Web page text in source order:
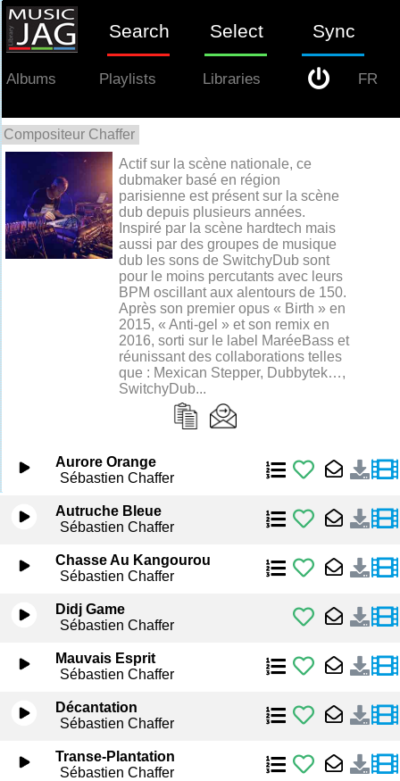
Search Select Sync
Albums Playlists Libraries FR
Compositeur Chaffer
Actif sur la scène nationale, ce
dubmaker basé en région
parisienne est présent sur la scène
dub depuis plusieurs années.
Inspiré par la scène hardtech mais
aussi par des groupes de musique
dub les sons de SwitchyDub sont
pour le moins percutants avec leurs
BPM oscillant aux alentours de 150.
Après son premier opus « Birth » en
2015, « Anti-gel » et son remix en
2016, sorti sur le label MaréeBass et
réunissant des collaborations telles
que : Mexican Stepper, Dubbytek…,
SwitchyDub...
Aurore Orange
Sébastien Chaffer
Autruche Bleue
Sébastien Chaffer
Chasse Au Kangourou
Sébastien Chaffer
Didj Game
Sébastien Chaffer
Mauvais Esprit
Sébastien Chaffer
Décantation
Sébastien Chaffer
Transe-Plantation
Sébastien Chaffer